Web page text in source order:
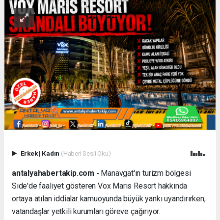
Erkek| Kadın (Haberi Sesli Oku)
antalyahabertakip.com - Manavgat'ın turizm bölgesi
Side'de faaliyet gösteren Vox Maris Resort hakkında
ortaya atılan iddialar kamuoyunda büyük yankı uyandırırken,
vatandaşlar yetkili kurumları göreve çağırıyor.